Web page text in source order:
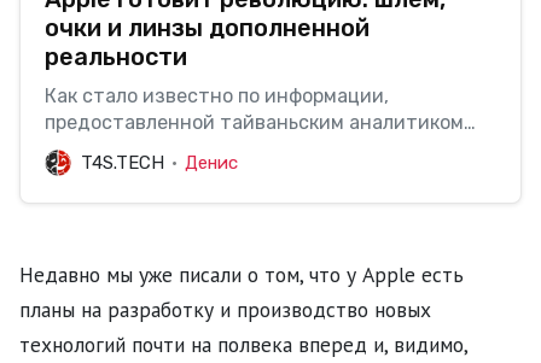
очки и линзы дополненной
реальности
Как стало известно по информации,
предоставленной тайваньским аналитиком
Минг-ЧиКуо, Apple имеет крупные планы по
развитию технологий смешанной и
дополненнойреальности (MR и AR
этапа на целых20 лет наперед: * В 2…
T4S.TECH Денис
Недавно мы уже писали о том, что у Apple есть
планы на разработку и производство новых
технологий почти на полвека вперед и, видимо,